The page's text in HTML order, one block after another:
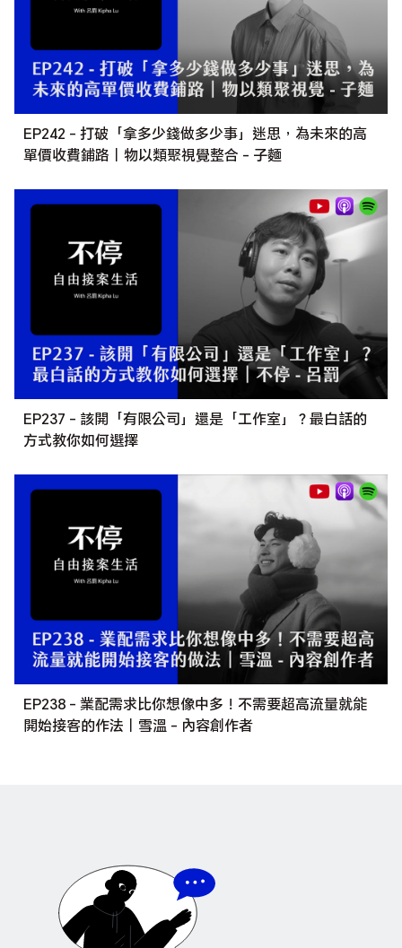
EP242 - 打破「拿多少錢做多少事」迷思，為未來的高
單價收費鋪路｜物以類聚視覺整合 - 子麵
EP237 - 該開「有限公司」還是「工作室」？最白話的
方式教你如何選擇
EP238 - 業配需求比你想像中多！不需要超高流量就能
開始接客的作法｜雪溫 - 內容創作者